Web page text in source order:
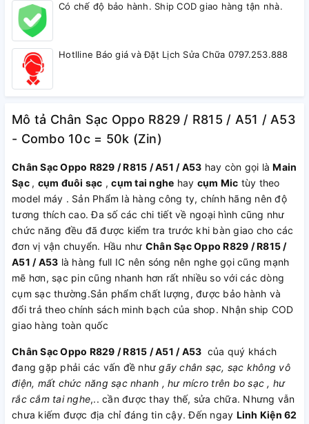
Có chế độ bảo hành. Ship COD giao hàng tận nhà.
Hotlline Báo giá và Đặt Lịch Sửa Chữa 0797.253.888
Mô tả Chân Sạc Oppo R829 / R815 / A51 / A53
- Combo 10c = 50k (Zin)
Chân Sạc Oppo R829 / R815 / A51 / A53 hay còn gọi làMain
Sạc , cụm đuôi sạc ,cụm tai nghe hay cụm Mic tùy theo
model máy . Sản Phẩm là hàng công ty, chính hãng nên độ
tương thích cao. Đa số các chi tiết về ngoại hình cũng như
chức năng đều đã được kiểm tra trước khi bàn giao cho các
đơn vị vận chuyển. Hầu như Chân Sạc Oppo R829 / R815 /
A51 / A53 là hàng full IC nên sóng nên nghe gọi cũng mạnh
mẽ hơn, sạc pin cũng nhanh hơn rất nhiều so với các dòng
cụm sạc thường.Sản phẩm chất lượng, được bảo hành và
đổi trả theo chính sách minh bạch của shop. Nhận ship COD
giao hàng toàn quốc
Chân Sạc Oppo R829 / R815 / A51 / A53 của quý khách
đang gặp phải các vấn đề nhưgãy chân sạc, sạc không vô
điện, mất chức năng sạc nhanh , hư mícro trên bo sạc , hư
rắc cắm tai nghe,.. cần được thay thế, sửa chữa. Nhưng vẫn
chưa kiếm được địa chỉ đáng tin cậy. Đến ngay Linh Kiện 62